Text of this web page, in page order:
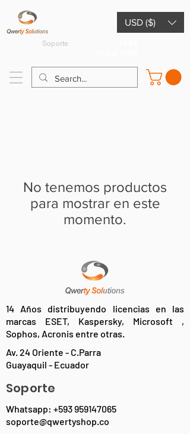
Soporte
USD ($)
No tenemos productos
para mostrar en este
momento.
14 Años distribuyendo licencias en las
marcas ESET, Kaspersky, Microsoft ,
Sophos, Acronis entre otras.
Av. 24 Oriente - C.Parra
Guayaquil - Ecuador
Soporte
Whatsapp: +593 959147065
soporte@qwertyshop.co